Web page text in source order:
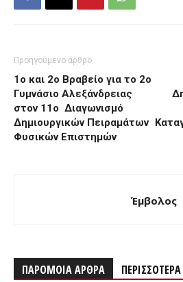
Προηγούμενο άρθρο
1ο και 2ο Βραβείο για το 2ο
Γυμνάσιο Αλεξάνδρειας
στον 11ο Διαγωνισμό
Δημιουργικών Πειραμάτων
Φυσικών Επιστημών
Έμβολος
ΠΑΡΟΜΟΙΑ ΑΡΘΡΑ